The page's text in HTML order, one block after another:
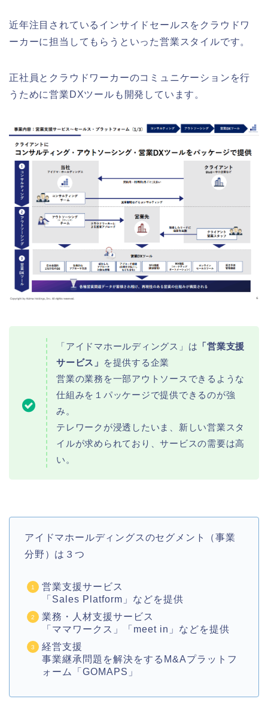
近年注目されているインサイドセールスをクラウドワ
ーカーに担当してもらうといった営業スタイルです。
正社員とクラウドワーカーのコミュニケーションを行
うために営業DXツールも開発しています。
「アイドマホールディングス」は 「営業支援
サービス」
を提供する企業
営業の業務を一部アウトソースできるような
仕組みを１パッケージで提供できるのが強
み。
テレワークが浸透したいま、新しい営業スタ
イルが求められており、サービスの需要は高
い。
アイドマホールディングスのセグメント（事業
分野）は３つ
営業支援サービス
「Sales Platform」などを提供
業務・人材支援サービス
「ママワークス」「meet in」などを提供
経営支援
事業継承問題を解決をするM&Aプラットフ
ォーム「GOMAPS」